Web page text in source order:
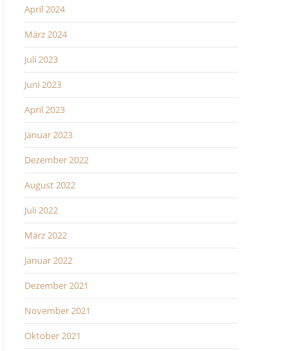
April 2024
März 2024
Juli 2023
Juni 2023
April 2023
Januar 2023
Dezember 2022
August 2022
Juli 2022
März 2022
Januar 2022
Dezember 2021
November 2021
Oktober 2021